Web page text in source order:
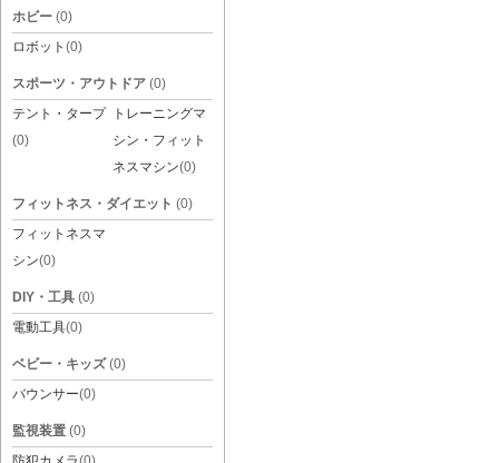
ホビー (0)
ロボット (0)
スポーツ・アウトドア (0)
テント・タープ
(0)
トレーニングマ
シン・フィット
ネスマシン(0)
フィットネス・ダイエット (0)
フィットネスマ
シン(0)
DIY・工具 (0)
電動工具(0)
ベビー・キッズ(0)
バウンサー(0)
監視装置 (0)